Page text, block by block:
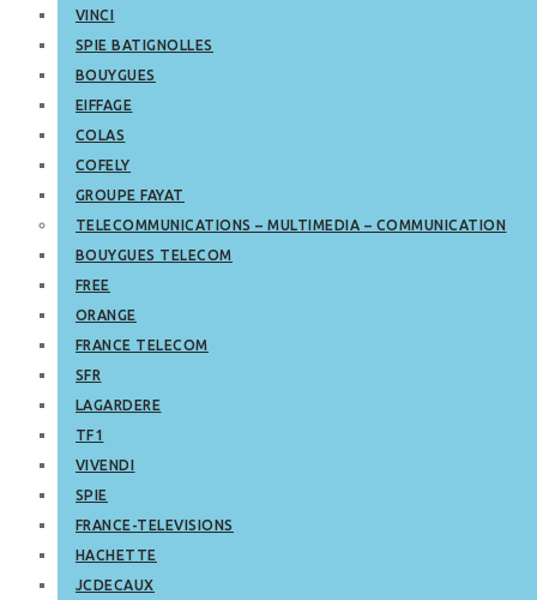
VINCI
SPIE BATIGNOLLES
BOUYGUES
EIFFAGE
COLAS
COFELY
GROUPE FAYAT
TELECOMMUNICATIONS – MULTIMEDIA – COMMUNICATION
BOUYGUES TELECOM
FREE
ORANGE
FRANCE TELECOM
SFR
LAGARDERE
TF1
VIVENDI
SPIE
FRANCE-TELEVISIONS
HACHETTE
JCDECAUX